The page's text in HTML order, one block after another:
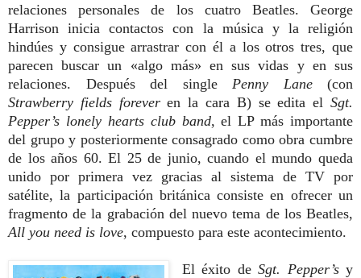
relaciones personales de los cuatro Beatles. George
Harrison inicia contactos con la música y la religión
hindúes y consigue arrastrar con él a los otros tres, que
parecen buscar un «algo más» en sus vidas y en sus
relaciones. Después del single Penny Lane(con
Strawberry fields foreveren la cara B) se edita elSgt.
Pepper’s lonely hearts club band, el LP más importante
del grupo y posteriormente consagrado como obra cumbre
de los años 60. El 25 de junio, cuando el mundo queda
unido por primera vez gracias al sistema de TV por
satélite, la participación británica consiste en ofrecer un
fragmento de la grabación del nuevo tema de los Beatles,
All you need is love, compuesto para este acontecimiento.
El éxito deSgt. Pepper’sy